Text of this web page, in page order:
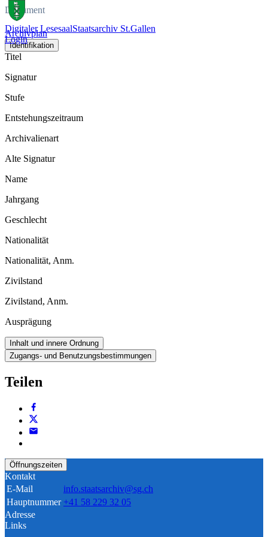
Digitaler LesesaalStaatsarchiv St.Gallen
Login
Dokument
Archivplan
Identifikation
Titel
Signatur
Stufe
Entstehungszeitraum
Archivalienart
Alte Signatur
Name
Jahrgang
Geschlecht
Nationalität
Nationalität, Anm.
Zivilstand
Zivilstand, Anm.
Ausprägung
Inhalt und innere Ordnung
Zugangs- und Benutzungsbestimmungen
Teilen
Öffnungszeiten
Kontakt
E-Mail
info.staatsarchiv@sg.ch
Hauptnummer +41 58 229 32 05
Adresse
Links